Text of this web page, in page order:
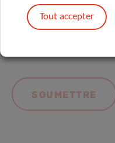
En envoyant votre
politique de
Tout accepter